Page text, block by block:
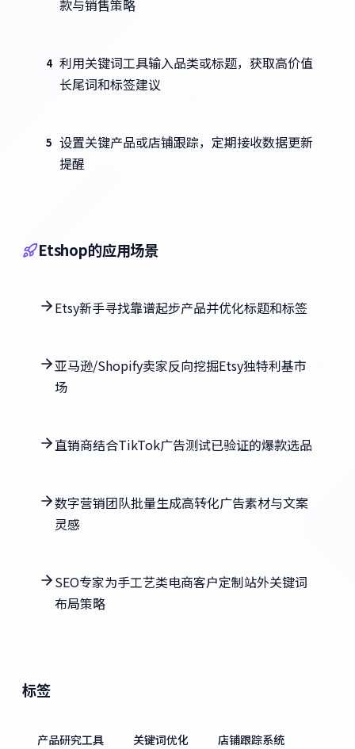
款与销售策略
4 利用关键词工具输入品类或标题，获取高价值
长尾词和标签建议
5 设置关键产品或店铺跟踪，定期接收数据更新
提醒
Etshop的应用场景
Etsy新手寻找靠谱起步产品并优化标题和标签
亚马逊/Shopify卖家反向挖掘Etsy独特利基市
场
直销商结合TikTok广告测试已验证的爆款选品
数字营销团队批量生成高转化广告素材与文案
灵感
SEO专家为手工艺类电商客户定制站外关键词
布局策略
标签
产品研究工具 关键词优化
店铺跟踪系统